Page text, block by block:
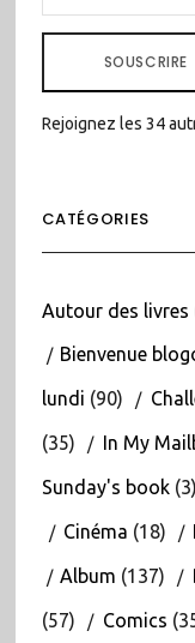
E-
SOUSCRIRE
Rejoignez les 34
CATÉGORIES
Autour des livres
Bienvenue
lundi (90)
(35) In My
Sunday's book(3)
Cinéma (18)
Album (137)
(57) Comics